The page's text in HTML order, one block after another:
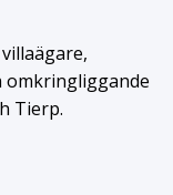
omkringliggande
Tierp.